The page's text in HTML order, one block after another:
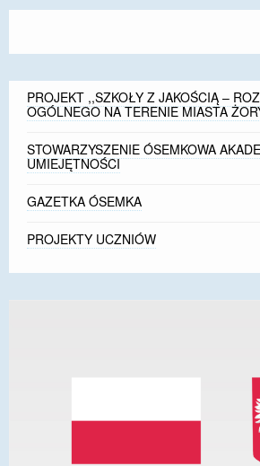
RODO
STANDARDY OCHRONY
PROJEKT ,,SZKOŁY Z JAKOŚCIĄ –
ŻORY”
REKRUTACJA 2026/2027
PROJEKT ,,SZKOŁY Z JAKOŚCIĄ –
OGÓLNEGO NA TERENIE MIASTA
STOWARZYSZENIE ÓSEMKOWA
UMIEJĘTNOŚCI
GAZETKA ÓSEMKA
PROJEKTY UCZNIÓW